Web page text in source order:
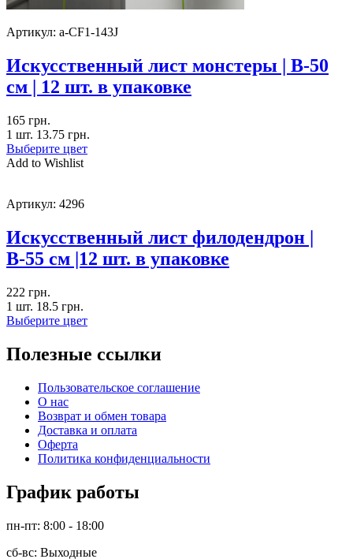
Артикул: a-CF1-143J
Искусственный лист монстеры | В-50
см | 12 шт. в упаковке
165 грн.
1 шт. 13.75 грн.
Выберите цвет
Add to Wishlist
Артикул: 4296
Искусственный лист филодендрон |
В-55 см |12 шт. в упаковке
222 грн.
1 шт. 18.5 грн.
Выберите цвет
Полезные ссылки
Пользовательское соглашение
О нас
Возврат и обмен товара
Доставка и оплата
Оферта
Политика конфиденциальности
График работы
пн-пт: 8:00 - 18:00
сб-вс: Выходные